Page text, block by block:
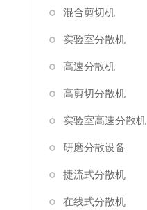
混合剪切机
实验室分散机
高速分散机
高剪切分散机
实验室高速分散机
研磨分散设备
捷流式分散机
在线式分散机